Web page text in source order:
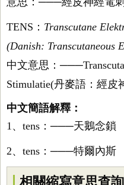
TENS： Transcutane
(Danish: Transcutaneous
中文意思：
Stimulatie(丹麥語：經皮
中文簡語解釋：
1、tens：───天鵝念鎖
2、tens：───特爾內斯
相關縮寫意思查詢